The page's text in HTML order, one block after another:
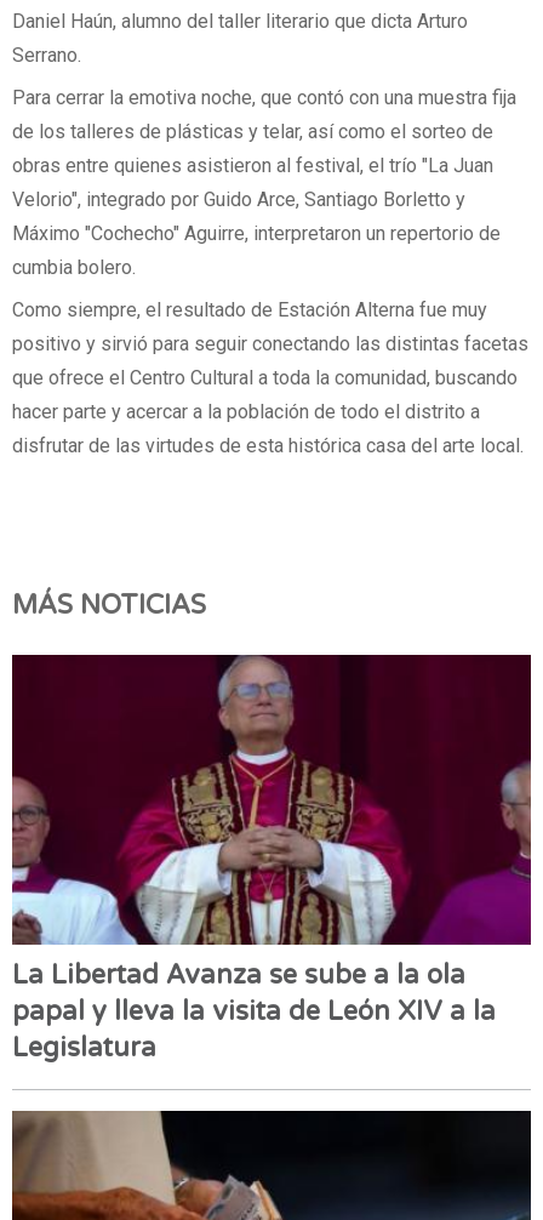
Daniel Haún, alumno del taller literario que dicta Arturo
Serrano.
Para cerrar la emotiva noche, que contó con una muestra fija
de los talleres de plásticas y telar, así como el sorteo de
obras entre quienes asistieron al festival, el trío "La Juan
Velorio", integrado por Guido Arce, Santiago Borletto y
Máximo "Cochecho" Aguirre, interpretaron un repertorio de
cumbia bolero.
Como siempre, el resultado de Estación Alterna fue muy
positivo y sirvió para seguir conectando las distintas facetas
que ofrece el Centro Cultural a toda la comunidad, buscando
hacer parte y acercar a la población de todo el distrito a
disfrutar de las virtudes de esta histórica casa del arte local.
MÁS NOTICIAS
La Libertad Avanza se sube a la ola
papal y lleva la visita de León XIV a la
Legislatura